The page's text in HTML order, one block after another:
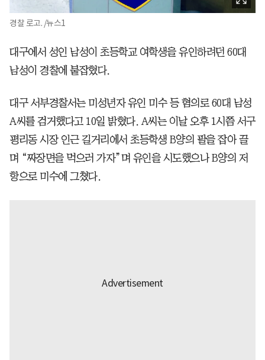
경찰 로고. /뉴스1
대구에서 성인 남성이 초등학교 여학생을 유인하려던 60대
남성이 경찰에 붙잡혔다.
대구 서부경찰서는 미성년자 유인 미수 등 혐의로 60대 남성
A씨를 검거했다고 10일 밝혔다. A씨는 이날 오후 1시쯤 서구
평리동 시장 인근 길거리에서 초등학생 B양의 팔을 잡아 끌
며 “짜장면을 먹으러 가자”며 유인을 시도했으나 B양의 저
항으로 미수에 그쳤다.